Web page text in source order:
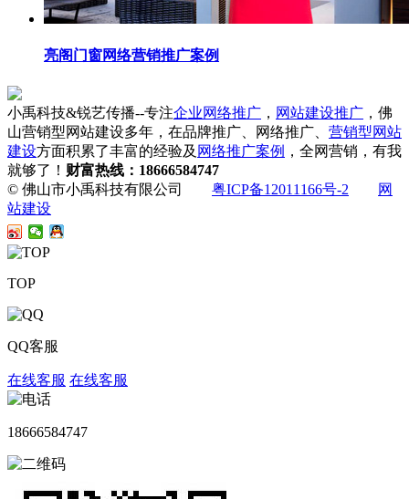
亮阁门窗网络营销推广案例
小禹科技&锐艺传播--专注企业网络推广 ， 网站建设推广 ，佛
山营销型网站建设多年，在品牌推广、网络推广、 营销型网站
建设方面积累了丰富的经验及 网络推广案例 ，全网营销，有我
就够了！ 财富热线：18666584747
© 佛山市小禹科技有限公司 粤ICP备12011166号-2
网
站建设
TOP
QQ客服
在线客服 在线客服
18666584747